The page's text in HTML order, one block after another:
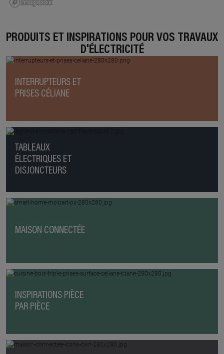
PRODUITS ET INSPIRATIONS POUR VOS TRAVAUX
D'ÉLECTRICITÉ
INTERRUPTEURS ET
PRISES CÉLIANE
TABLEAUX
ÉLECTRIQUES ET
DISJONCTEURS
MAISON CONNECTÉE
INSPIRATIONS PIÈCE
PAR PIÈCE